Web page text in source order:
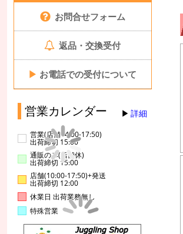
お問合せフォーム
返品・交換受付
▶ お電話での受付について
営業カレンダー 詳細
営業(店舗14:00-17:50)
出荷締切 15:00
通販のみ(店舗休)
出荷締切 15:00
店舗(10:00-17:50)+発送
出荷締切 12:00
休業日 出荷業務無し
特殊営業